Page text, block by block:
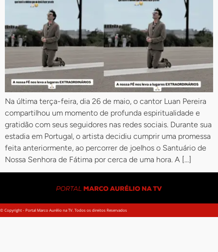
Na última terça-feira, dia 26 de maio, o cantor Luan Pereira
compartilhou um momento de profunda espiritualidade e
gratidão com seus seguidores nas redes sociais. Durante sua
estadia em Portugal, o artista decidiu cumprir uma promessa
feita anteriormente, ao percorrer de joelhos o Santuário de
Nossa Senhora de Fátima por cerca de uma hora. A […]
© Copyright - Portal Marco Aurélio na TV. Todos os direitos Reservados